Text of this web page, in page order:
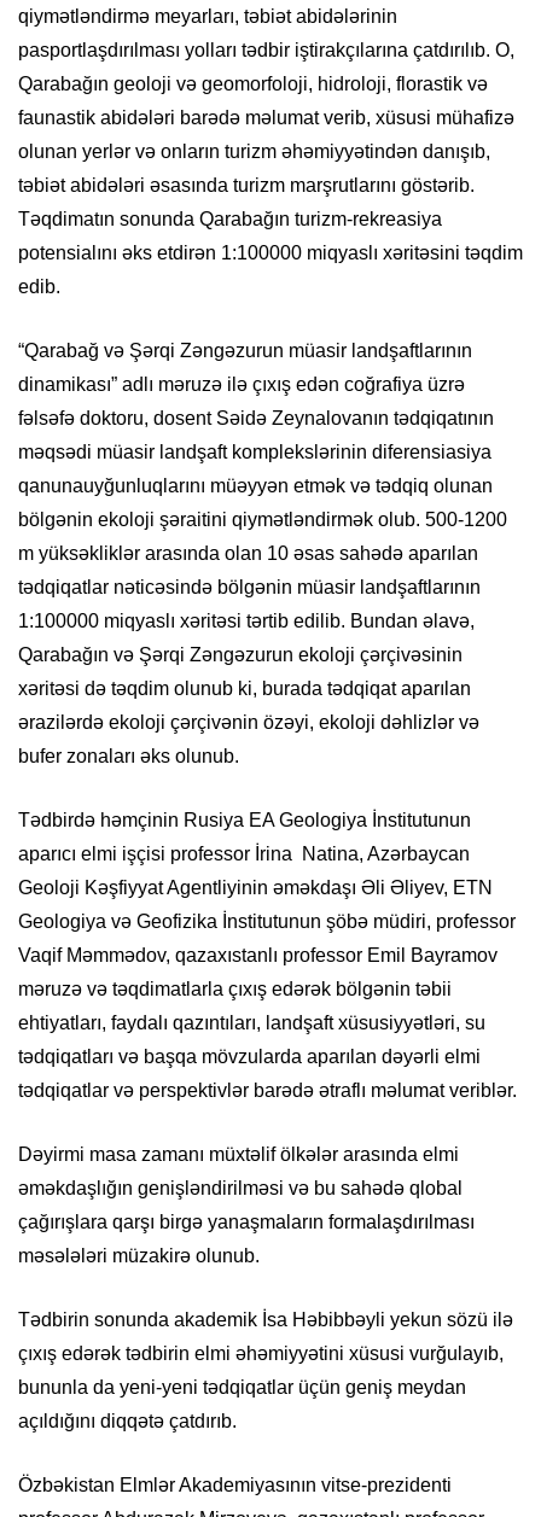
qiymətləndirmə meyarları, təbiət abidələrinin
pasportlaşdırılması yolları tədbir iştirakçılarına çatdırılıb. O,
Qarabağın geoloji və geomorfoloji, hidroloji, florastik və
faunastik abidələri barədə məlumat verib, xüsusi mühafizə
olunan yerlər və onların turizm əhəmiyyətindən danışıb,
təbiət abidələri əsasında turizm marşrutlarını göstərib.
Təqdimatın sonunda Qarabağın turizm-rekreasiya
potensialını əks etdirən 1:100000 miqyaslı xəritəsini təqdim
edib.
“Qarabağ və Şərqi Zəngəzurun müasir landşaftlarının
dinamikası” adlı məruzə ilə çıxış edən coğrafiya üzrə
fəlsəfə doktoru, dosent Səidə Zeynalovanın tədqiqatının
məqsədi müasir landşaft komplekslərinin diferensiasiya
qanunauyğunluqlarını müəyyən etmək və tədqiq olunan
bölgənin ekoloji şəraitini qiymətləndirmək olub. 500-1200
m yüksəkliklər arasında olan 10 əsas sahədə aparılan
tədqiqatlar nəticəsində bölgənin müasir landşaftlarının
1:100000 miqyaslı xəritəsi tərtib edilib. Bundan əlavə,
Qarabağın və Şərqi Zəngəzurun ekoloji çərçivəsinin
xəritəsi də təqdim olunub ki, burada tədqiqat aparılan
ərazilərdə ekoloji çərçivənin özəyi, ekoloji dəhlizlər və
bufer zonaları əks olunub.
Tədbirdə həmçinin Rusiya EA Geologiya İnstitutunun
aparıcı elmi işçisi professor İrina Natina, Azərbaycan
Geoloji Kəşfiyyat Agentliyinin əməkdaşı Əli Əliyev, ETN
Geologiya və Geofizika İnstitutunun şöbə müdiri, professor
Vaqif Məmmədov, qazaxıstanlı professor Emil Bayramov
məruzə və təqdimatlarla çıxış edərək bölgənin təbii
ehtiyatları, faydalı qazıntıları, landşaft xüsusiyyətləri, su
tədqiqatları və başqa mövzularda aparılan dəyərli elmi
tədqiqatlar və perspektivlər barədə ətraflı məlumat veriblər.
Dəyirmi masa zamanı müxtəlif ölkələr arasında elmi
əməkdaşlığın genişləndirilməsi və bu sahədə qlobal
çağırışlara qarşı birgə yanaşmaların formalaşdırılması
məsələləri müzakirə olunub.
Tədbirin sonunda akademik İsa Həbibbəyli yekun sözü ilə
çıxış edərək tədbirin elmi əhəmiyyətini xüsusi vurğulayıb,
bununla da yeni-yeni tədqiqatlar üçün geniş meydan
açıldığını diqqətə çatdırıb.
Özbəkistan Elmlər Akademiyasının vitse-prezidenti